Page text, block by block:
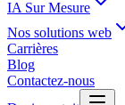
IA Sur Mesure
Nos solutions web
Carrières
Blog
Contactez-nous